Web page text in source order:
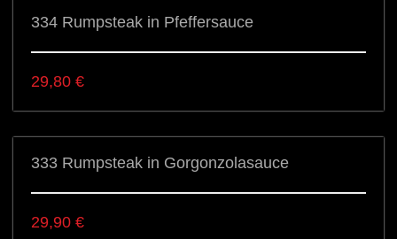
334 Rumpsteak in Pfeffersauce
29,80 €
333 Rumpsteak in Gorgonzolasauce
29,90 €